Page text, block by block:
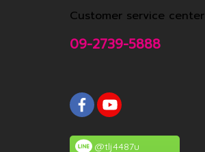
Customer service center
09-2739-5888
@tlj4487u